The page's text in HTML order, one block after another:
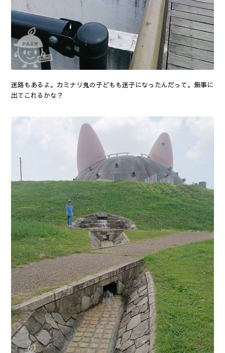
迷路もあるよ。カミナリ鬼の子どもも迷子になったんだって。無事に
出てこれるかな？